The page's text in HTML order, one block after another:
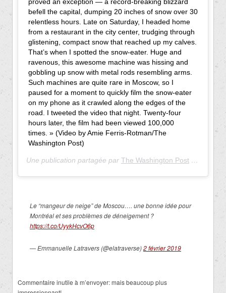
befell the capital, dumping 20 inches of snow over 30
relentless hours. Late on Saturday, I headed home
from a restaurant in the city center, trudging through
glistening, compact snow that reached up my calves.
That’s when I spotted the snow-eater. Huge and
ravenous, this awesome machine was hissing and
gobbling up snow with metal rods resembling arms.
Such machines are quite rare in Moscow, so I
paused for a moment to quickly film the snow-eater
on my phone as it crawled along the edges of the
road. I tweeted the video that night. Twenty-four
hours later, the film had been viewed 100,000
times. » (Video by Amie Ferris-Rotman/The
Washington Post)
Une publication partagée par The Washington Post
Le “mangeur de neige” de Moscou…. une bonne idée pour
Montréal et ses problèmes de déneigement ?
https://t.co/UyykHcvO6p
— Emmanuelle Latravers (@elatraverse)2 février 2019
Commentaire inutile à m’envoyer: mais beaucoup plus